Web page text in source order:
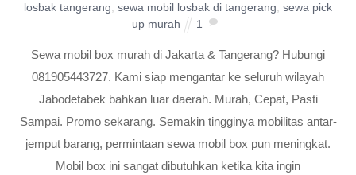
losbak tangerang sewa mobil losbak di tangerang sewa pick
up murah
1
Sewa mobil box murah di Jakarta & Tangerang? Hubungi
081905443727. Kami siap mengantar ke seluruh wilayah
Jabodetabek bahkan luar daerah. Murah, Cepat, Pasti
Sampai. Promo sekarang. Semakin tingginya mobilitas antar-
jemput barang, permintaan sewa mobil box pun meningkat.
Mobil box ini sangat dibutuhkan ketika kita ingin